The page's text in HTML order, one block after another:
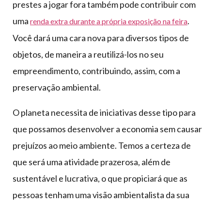
prestes a jogar fora também pode contribuir com
uma renda extra durante a própria exposição na feira.
Você dará uma cara nova para diversos tipos de
objetos, de maneira a reutilizá-los no seu
empreendimento, contribuindo, assim, com a
preservação ambiental.
O planeta necessita de iniciativas desse tipo para
que possamos desenvolver a economia sem causar
prejuízos ao meio ambiente. Temos a certeza de
que será uma atividade prazerosa, além de
sustentável e lucrativa, o que propiciará que as
pessoas tenham uma visão ambientalista da sua